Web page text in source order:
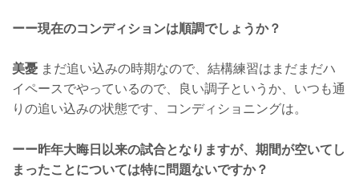
ーー現在のコンディションは順調でしょうか？
美憂 まだ追い込みの時期なので、結構練習はまだまだハ
イペースでやっているので、良い調子というか、いつも通
りの追い込みの状態です、コンディショニングは。
ーー昨年大晦日以来の試合となりますが、期間が空いてし
まったことについては特に問題ないですか？